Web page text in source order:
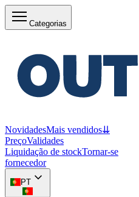
Categorias
NovidadesMais vendidos⇊
PreçoValidades
Liquidação de stockTornar-se
fornecedor
PT